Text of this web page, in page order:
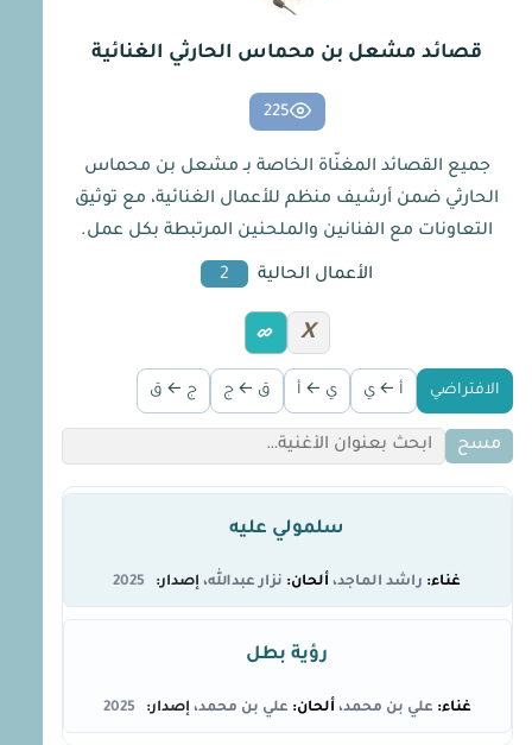
قصائد مشعل بن محماس الحارثي الغنائية
225
جميع القصائد المغنّاة الخاصة بـ مشعل بن محماس
الحارثي ضمن أرشيف منظم للأعمال الغنائية، مع توثيق
التعاونات مع الفنانين والملحنين المرتبطة بكل عمل.
الأعمال الحالية 2
X
الافتراضي أ ← ي ي ← أ ق ← ج ج ← ق
مسح
سلمولي عليه
راشد الماجد نزار عبدالله 2025
رؤية بطل
علي بن محمد علي بن محمد 2025